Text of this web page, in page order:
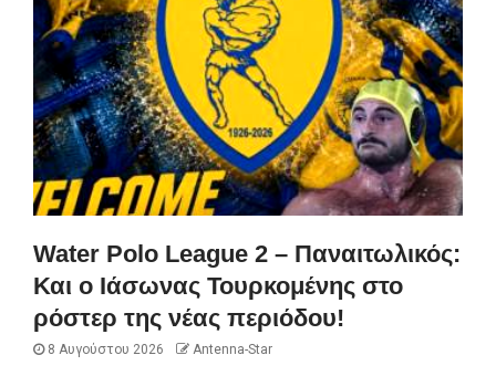
Water Polo League 2 – Παναιτωλικός:
Και ο Ιάσωνας Τουρκομένης στο
ρόστερ της νέας περιόδου!
8 Αυγούστου 2026 Antenna-Star